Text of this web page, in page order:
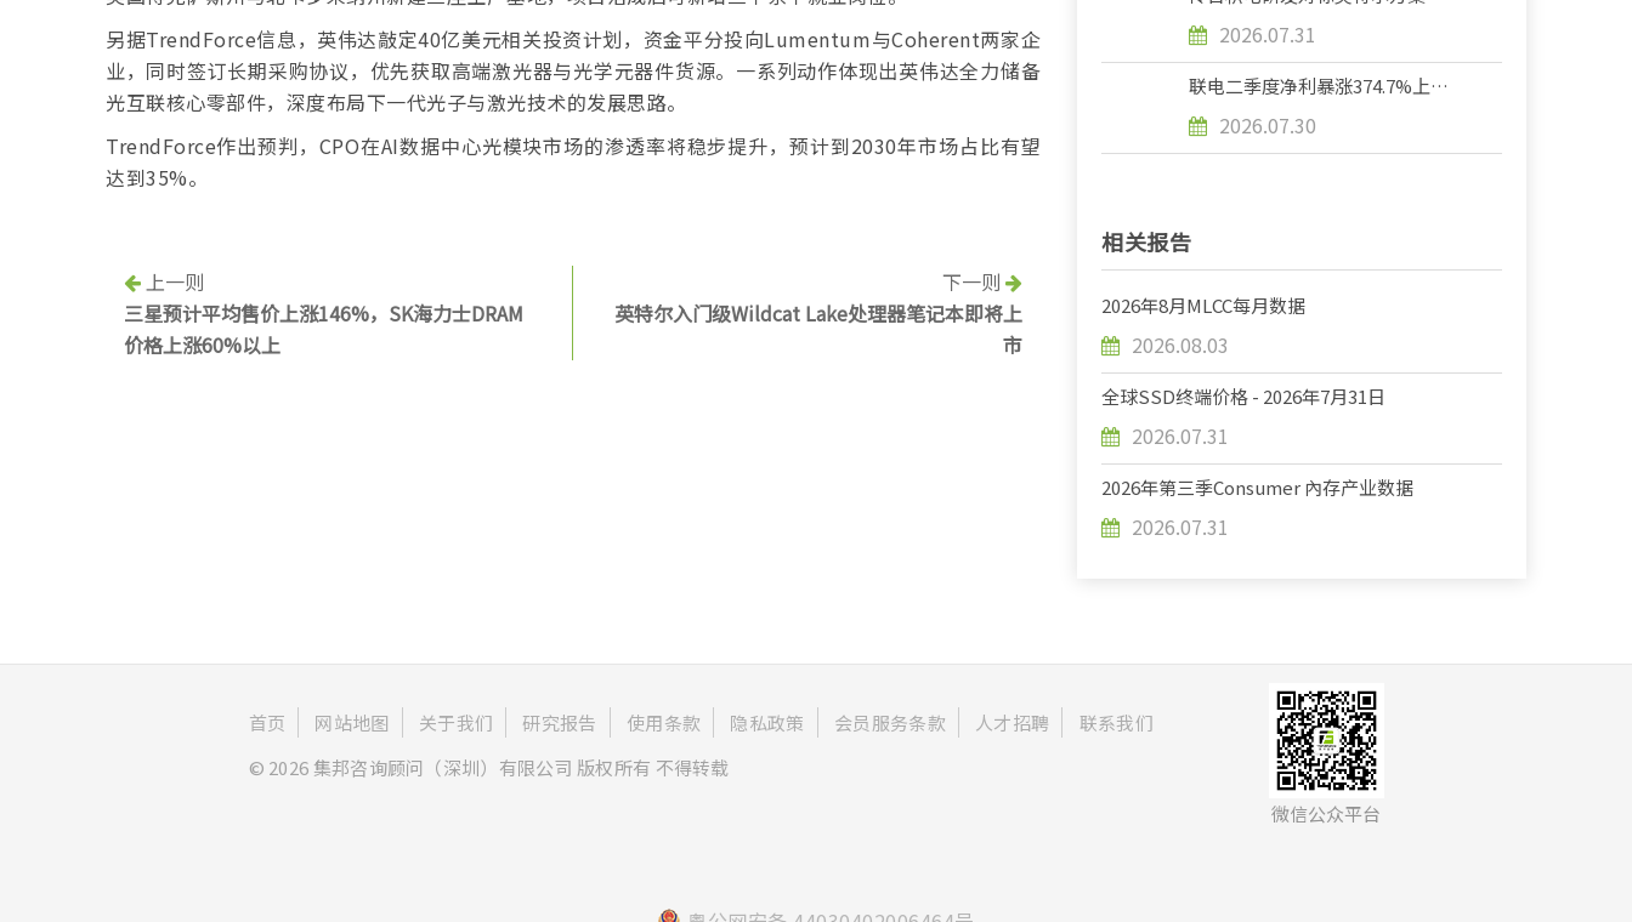
另据TrendForce信息，英伟达敲定40亿美元相关投资计划，资金平分投向Lumentum与Coherent两家企
业，同时签订长期采购协议，优先获取高端激光器与光学元器件货源。一系列动作体现出英伟达全力储备
光互联核心零部件，深度布局下一代光子与激光技术的发展思路。
TrendForce作出预判，CPO在AI数据中心光模块市场的渗透率将稳步提升，预计到2030年市场占比有望
达到35%。
上一则
三星预计平均售价上涨146%，SK海力士DRAM
价格上涨60%以上
下一则
英特尔入门级Wildcat Lake处理器笔记本即将上
市
2026.07.31
联电二季度净利暴涨374.7%上调
程扩产2026.07.30
相关报告
2026年8月MLCC每月数据
2026.08.03
全球SSD终端价格 - 2026年7月31日
2026.07.31
2026年第三季Consumer 內存产业数据
2026.07.31
首页 网站地图 关于我们 研究报告 使用条款 隐私政策 会员服务条款 人才招聘
联系我们
© 2026 集邦咨询顾问（深圳）有限公司 版权所有 不得转载
微信公众平台